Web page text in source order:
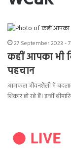
27 September 2023 -
कहीं आपका भी
पहचान
आजकल जीवनशैली में
शिकार हो रहे हैं। इन्हीं